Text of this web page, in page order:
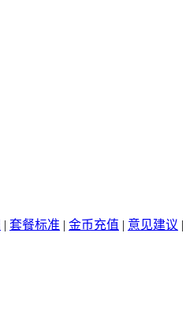
| 套餐标准 | 金币充值 | 意见建议 |